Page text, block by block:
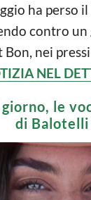
ha perso
contro un
Bon, nei
NEL
le
di Balotelli